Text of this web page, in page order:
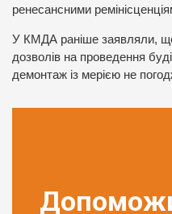
ренесансними
У КМДА раніше заявляли,
дозволів на проведення
демонтаж із мерією не